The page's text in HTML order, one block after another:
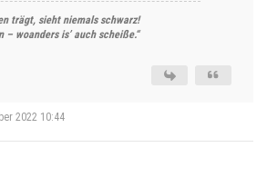
trägt, sieht niemals schwarz!
– woanders is’ auch scheiße.“
2022 10:44